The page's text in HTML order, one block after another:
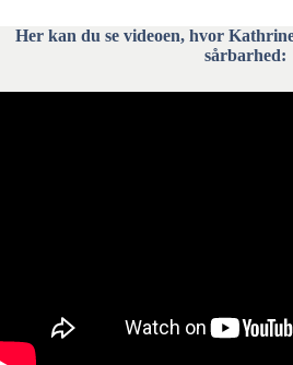
Her kan du se videoen, hvor
sårbarhed: